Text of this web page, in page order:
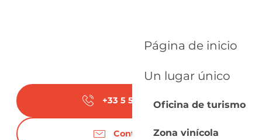
Página de inicio
Un lugar único
Oficina de turismo
Zona vinícola
+33 5 53 74 85▒▒
Contáctenos